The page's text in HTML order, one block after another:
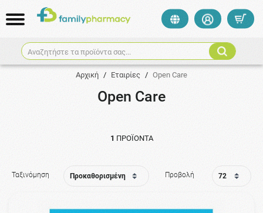
Αναζητήστε τα προϊόντα σας...
Αρχική / Εταιρίες / Open Care
Open Care
1 ΠΡΟΪΌΝΤΑ
Ταξινόμηση Προβολή